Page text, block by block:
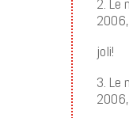
joli!
3. Le